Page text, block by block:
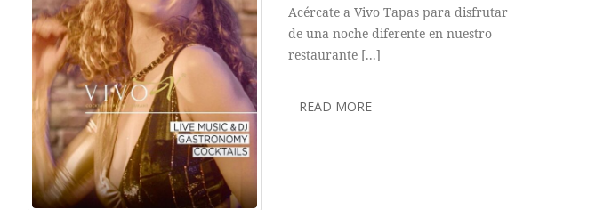
Acércate a Vivo Tapas para disfrutar
de una noche diferente en nuestro
restaurante [...]
READ MORE